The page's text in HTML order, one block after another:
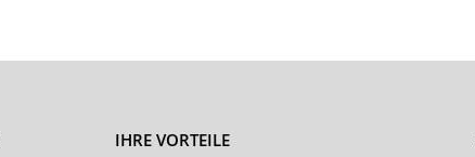
IHRE VORTEILE